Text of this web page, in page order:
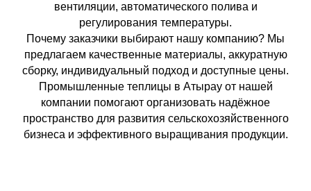
вентиляции, автоматического полива и
регулирования температуры.
Почему заказчики выбирают нашу компанию? Мы
предлагаем качественные материалы, аккуратную
сборку, индивидуальный подход и доступные цены.
Промышленные теплицы в Атырау от нашей
компании помогают организовать надёжное
пространство для развития сельскохозяйственного
бизнеса и эффективного выращивания продукции.